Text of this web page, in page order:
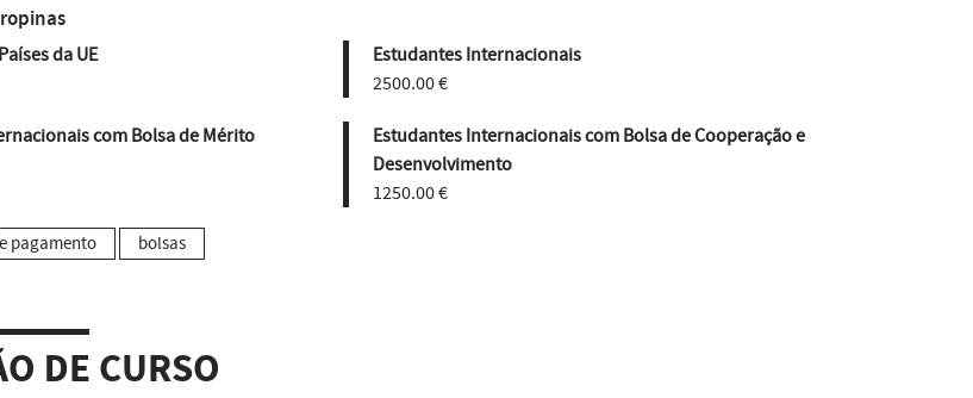
da UE
Estudantes Internacionais
2500.00 €
com Bolsa de Mérito
Estudantes Internacionais com Bolsa de Cooperação e
Desenvolvimento
1250.00 €
pagamento bolsas
DE CURSO